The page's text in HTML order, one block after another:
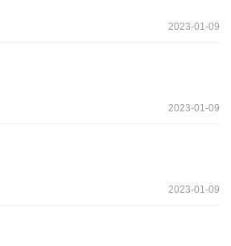
2023-01-09
2023-01-09
2023-01-09